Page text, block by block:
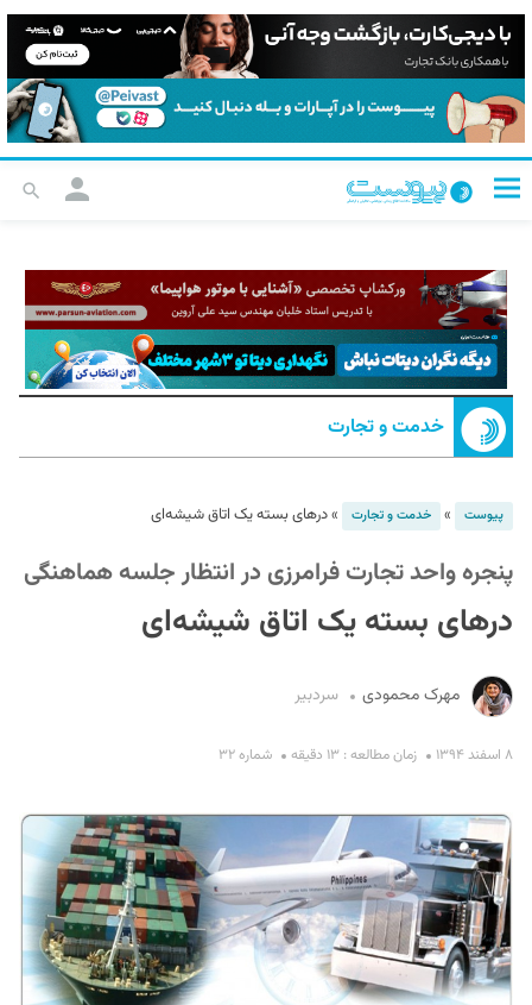
خدمت و تجارت
پیوست » خدمت و تجارت »درهای بسته یک اتاق شیشه‌ای
پنجره واحد تجارت فرامرزی در انتظار جلسه هماهنگی
درهای بسته یک اتاق شیشه‌ای
مهرک محمودی سردبیر
۸ اسفند ۱۳۹۴ زمان مطالعه : ۱۳ دقیقه شماره ۳۲